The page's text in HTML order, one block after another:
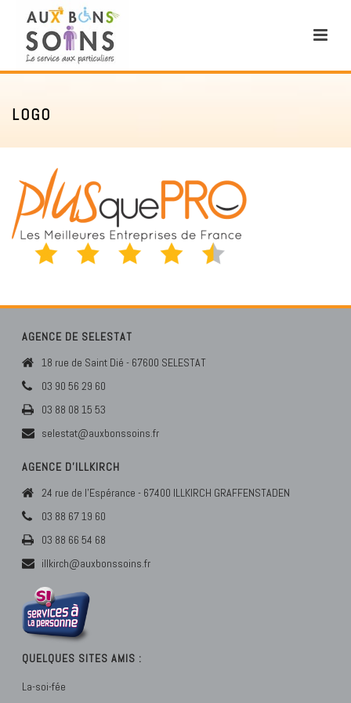
LOGO
AGENCE DE SELESTAT
18 rue de Saint Dié - 67600 SELESTAT
03 90 56 29 60
03 88 08 15 53
selestat@auxbonssoins.fr
AGENCE D’ILLKIRCH
24 rue de l'Espérance - 67400 ILLKIRCH GRAFFENSTADEN
03 88 67 19 60
03 88 66 54 68
illkirch@auxbonssoins.fr
QUELQUES SITES AMIS :
La-soi-fée